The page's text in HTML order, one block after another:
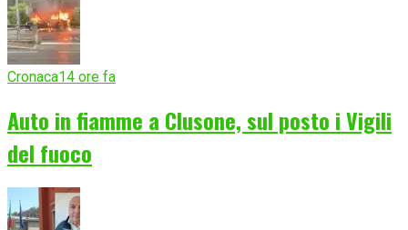
Cronaca14 ore fa
Auto in fiamme a Clusone, sul posto i Vigili
del fuoco